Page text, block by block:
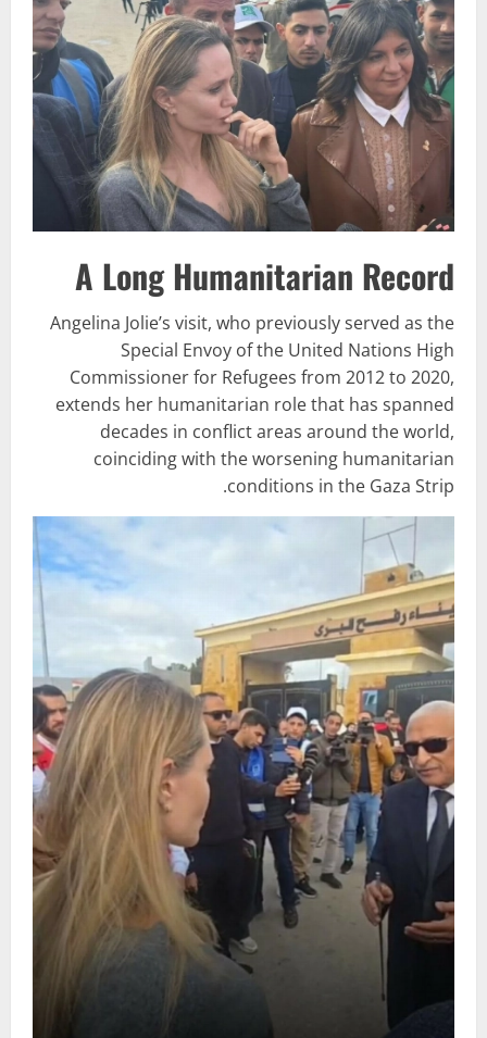
A Long Humanitarian Record
Angelina Jolie’s visit, who previously served as the
Special Envoy of the United Nations High
Commissioner for Refugees from 2012 to 2020,
extends her humanitarian role that has spanned
decades in conflict areas around the world,
coinciding with the worsening humanitarian
conditions in the Gaza Strip.